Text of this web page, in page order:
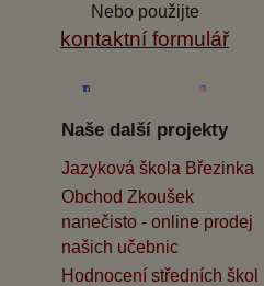
Nebo použijte
kontaktní formulář
Naše další projekty
Jazyková škola Březinka
Obchod Zkoušek
nanečisto - online prodej
našich učebnic
Hodnocení středních škol